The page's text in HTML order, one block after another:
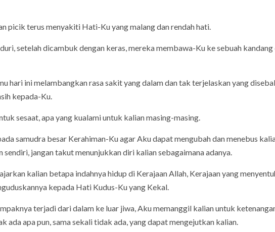
picik terus menyakiti Hati-Ku yang malang dan rendah hati.
setelah dicambuk dengan keras, mereka membawa-Ku ke sebuah kandang
hari ini melambangkan rasa sakit yang dalam dan tak terjelaskan yang
kepada-Ku.
sesaat, apa yang kualami untuk kalian masing-masing.
samudra besar Kerahiman-Ku agar Aku dapat mengubah dan menebus
sendiri, jangan takut menunjukkan diri kalian sebagaimana adanya.
kalian betapa indahnya hidup di Kerajaan Allah, Kerajaan yang
kepada Hati Kudus-Ku yang Kekal.
terjadi dari dalam ke luar jiwa, Aku memanggil kalian untuk
ada apa pun, sama sekali tidak ada, yang dapat mengejutkan kalian.